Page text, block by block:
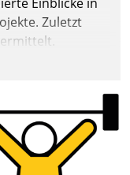
Zuletzt